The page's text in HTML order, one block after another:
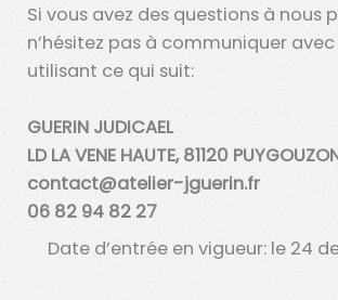
Si vous avez des questions à nous
n’hésitez pas à communiquer avec
utilisant ce qui suit:
GUERIN JUDICAEL
LD LA VENE HAUTE, 81120
contact@atelier-jguerin.fr
06 82 94 82 27
Date d’entrée en vigueur: le 24